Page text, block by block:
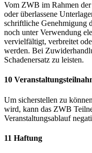
Vom ZWB im Rahmen
oder überlassene
schriftliche Genehmigung
noch unter Verwendung
vervielfältigt, verbreitet
werden. Bei
Schadenersatz zu leisten.
10
Um sicherstellen zu
wird, kann das ZWB
Veranstaltungsablauf
11 Haftung